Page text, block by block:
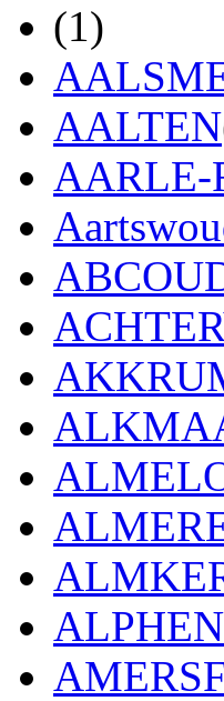
(1)
AALTEN
AARLE-